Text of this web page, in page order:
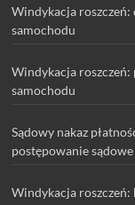
Windykacja
samochodu
Windykacja
samochodu
Sądowy nakaz
postępowanie
Windykacja roszczeń: